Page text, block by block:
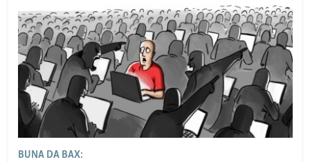
BUNA DA BAX: